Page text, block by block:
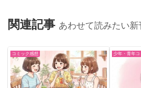
関連記事 あわせて読みたい新
コミック感想 少年・青年コ